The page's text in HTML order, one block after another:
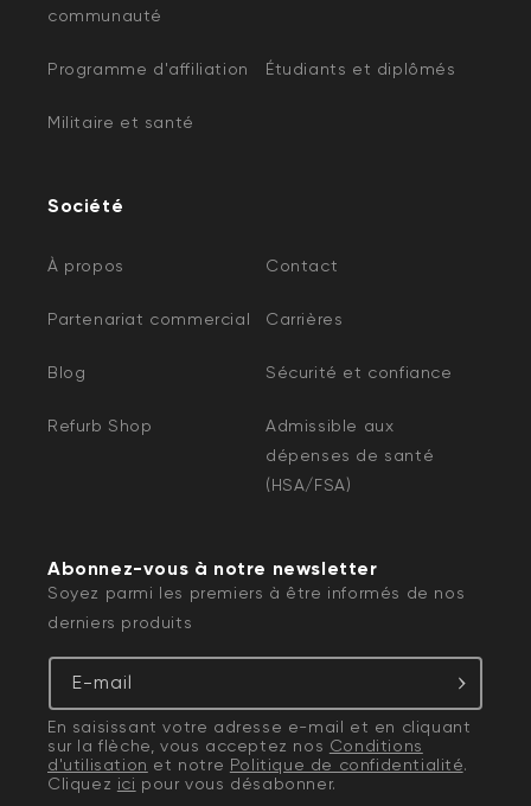
communauté
Programme d'affiliation Étudiants et diplômés
Militaire et santé
Société
À propos Contact
Partenariat commercial Carrières
Blog Sécurité et confiance
Refurb Shop
Admissible aux
dépenses de santé
(HSA/FSA)
Abonnez-vous à notre newsletter
Soyez parmi les premiers à être informés de nos
derniers produits
E-mail
En saisissant votre adresse e-mail et en cliquant
sur la flèche, vous acceptez nos Conditions
d'utilisation et notre Politique de confidentialité.
Cliquez ici pour vous désabonner.